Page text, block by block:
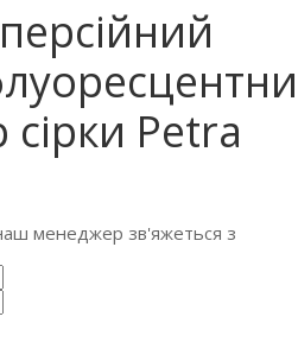
сірки Petra
менеджер зв'яжеться з